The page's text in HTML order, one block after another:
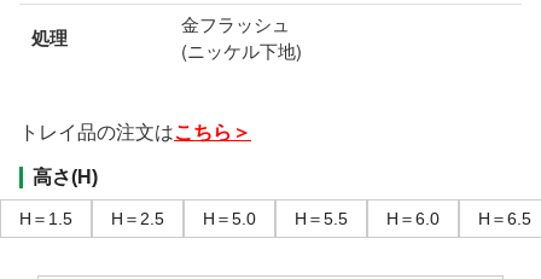
処理
金フラッシュ
(ニッケル下地)
トレイ品の注文はこちら＞
高さ(H)
H＝1.5 H＝2.5 H＝5.0 H＝5.5 H＝6.0 H＝6.5